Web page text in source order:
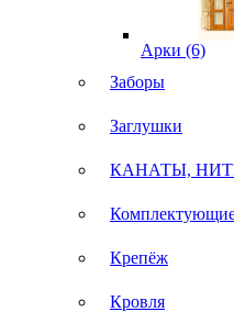
Арки (6)
Заборы
Заглушки
КАНАТЫ,
Крепёж
Кровля